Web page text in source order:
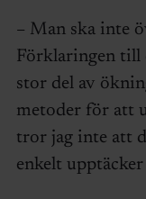
– Man ska inte
Förklaringen till
stor del av
metoder för att
tror jag inte att
enkelt upptäcker